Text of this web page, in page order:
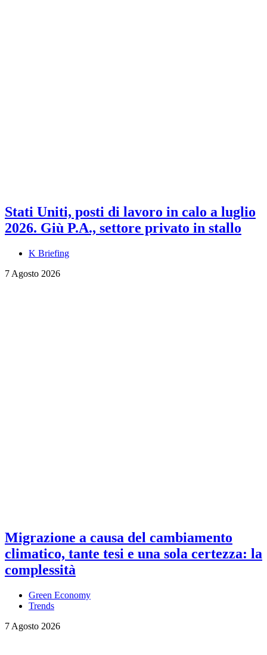
Stati Uniti, posti di lavoro in calo a luglio
2026. Giù P.A., settore privato in stallo
K Briefing
7 Agosto 2026
Migrazione a causa del cambiamento
climatico, tante tesi e una sola certezza: la
complessità
Green Economy
Trends
7 Agosto 2026